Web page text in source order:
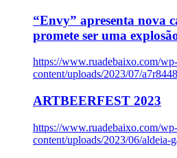
“Envy” apresenta nova
promete ser uma
https://www.ruadebaixo.com/wp-
content/uploads/2023/07/
ARTBEERFEST 2023
https://www.ruadebaixo.com/wp-
content/uploads/2023/06/aldeia-